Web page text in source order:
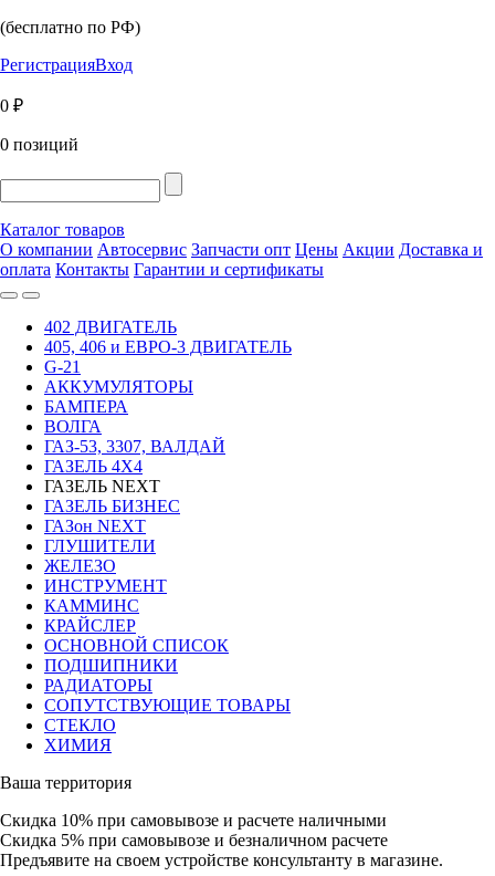
(бесплатно по РФ)
РегистрацияВход
0 ₽
0 позиций
Каталог товаров
О компании Автосервис Запчасти опт Цены Акции Доставка и
оплата Контакты Гарантии и сертификаты
402 ДВИГАТЕЛЬ
405, 406 и ЕВРО-3 ДВИГАТЕЛЬ
G-21
АККУМУЛЯТОРЫ
БАМПЕРА
ВОЛГА
ГАЗ-53, 3307, ВАЛДАЙ
ГАЗЕЛЬ 4Х4
ГАЗЕЛЬ NEXT
ГАЗЕЛЬ БИЗНЕС
ГАЗон NEXT
ГЛУШИТЕЛИ
ЖЕЛЕЗО
ИНСТРУМЕНТ
КАММИНС
КРАЙСЛЕР
ОСНОВНОЙ СПИСОК
ПОДШИПНИКИ
РАДИАТОРЫ
СОПУТСТВУЮЩИЕ ТОВАРЫ
СТЕКЛО
ХИМИЯ
Ваша территория
Скидка 10% при самовывозе и расчете наличными
Скидка 5% при самовывозе и безналичном расчете
Предъявите на своем устройстве консультанту в магазине.